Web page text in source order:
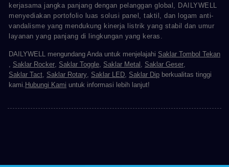
kerjasama jangka panjang dengan pelanggan global, DAILYWELL
menyediakan portofolio luas solusi panel, taktil, dan logam anti-
vandalisme yang mendukung kinerja listrik yang stabil dan umur
layanan yang panjang di lingkungan yang keras.
DAILYWELL mengundang Anda untuk menjelajahi Saklar Tombol Tekan
Saklar Rocker Saklar Toggle Saklar Metal Saklar Geser
Saklar Tact Saklar Rotary Saklar LED Saklar Dip berkualitas tinggi
kami. Hubungi Kami untuk informasi lebih lanjut!